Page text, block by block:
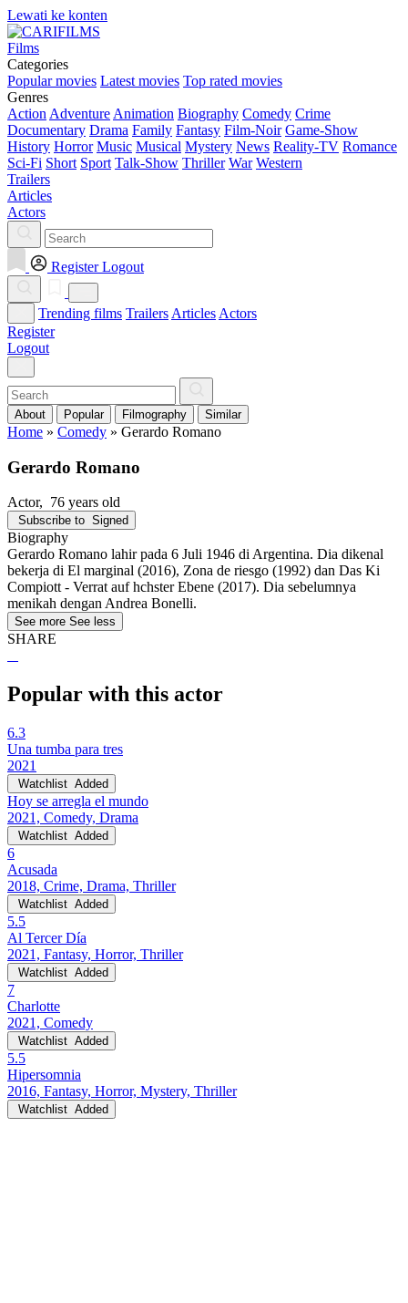
Lewati ke konten
Films
Categories
Popular movies Latest movies Top rated movies
Genres
Action Adventure Animation Biography Comedy Crime
Documentary Drama Family Fantasy Film-Noir Game-Show
History Horror Music Musical Mystery News Reality-TV Romance
Sci-Fi Short Sport Talk-Show Thriller War Western
Trailers
Articles
Actors
Register Logout
Trending films Trailers Articles Actors
Register
Logout
About Popular Filmography Similar
Home » Comedy » Gerardo Romano
Gerardo Romano
Actor, 76 years old
Subscribe to Signed
Biography
Gerardo Romano lahir pada 6 Juli 1946 di Argentina. Dia dikenal
bekerja di El marginal (2016), Zona de riesgo (1992) dan Das Ki
Compiott - Verrat auf hchster Ebene (2017). Dia sebelumnya
menikah dengan Andrea Bonelli.
See more See less
SHARE
Popular with this actor
6.3
Una tumba para tres
2021
Watchlist Added
Hoy se arregla el mundo
2021, Comedy, Drama
Watchlist Added
6
Acusada
2018, Crime, Drama, Thriller
Watchlist Added
5.5
Al Tercer Día
2021, Fantasy, Horror, Thriller
Watchlist Added
7
Charlotte
2021, Comedy
Watchlist Added
5.5
Hipersomnia
2016, Fantasy, Horror, Mystery, Thriller
Watchlist Added